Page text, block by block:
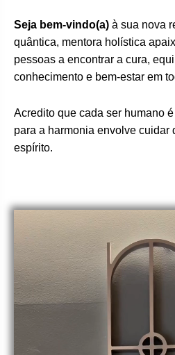
Seja bem-vindo(a) à sua nova
quântica, mentora holística
pessoas a encontrar a cura,
conhecimento e bem-estar em
Acredito que cada ser humano
para a harmonia envolve cuidar
espírito.